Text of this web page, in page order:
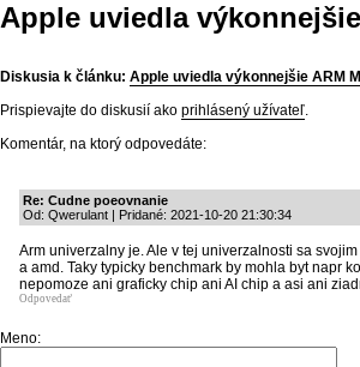
Apple uviedla
Diskusia k článku: Apple uviedla výkonnejšie ARM
Prispievajte do diskusií ako prihlásený užívateľ.
Komentár, na ktorý odpovedáte:
Re: Cudne poeovnanie
Od: Qwerulant | Pridané: 2021-10-20 21:30:34
Arm univerzalny je. Ale v tej univerzalnosti sa
a amd. Taky typicky benchmark by mohla byt napr
nepomoze ani graficky chip ani AI chip a asi ani
Odpovedať
Meno: